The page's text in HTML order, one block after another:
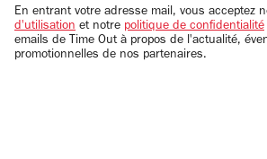
email
En entrant votre adresse mail, vous acceptez
d'utilisation et notre politique de confidentialité
emails de Time Out à propos de l'actualité,
promotionnelles de nos partenaires.